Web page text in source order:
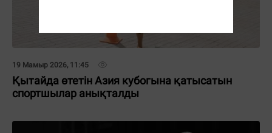
19 Мамыр 2026, 11:45
Қытайда өтетін Азия кубогына қатысатын
спортшылар анықталды